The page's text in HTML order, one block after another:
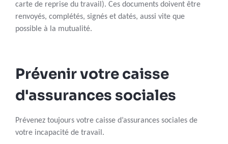
carte de reprise du travail). Ces documents doivent être
renvoyés, complétés, signés et datés, aussi vite que
possible à la mutualité.
Prévenir votre caisse
d'assurances sociales
Prévenez toujours votre caisse d’assurances sociales de
votre incapacité de travail.